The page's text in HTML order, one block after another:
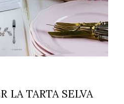
LA TARTA SELVA